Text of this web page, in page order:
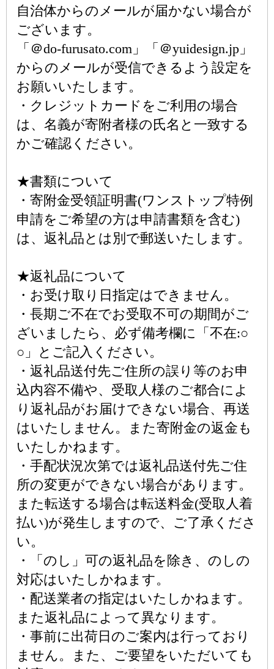
自治体からのメールが届かない場合が
ございます。
「＠do-furusato.com」「＠yuidesign.jp」
からのメールが受信できるよう設定を
お願いいたします。
・クレジットカードをご利用の場合
は、名義が寄附者様の氏名と一致する
かご確認ください。
★書類について
・寄附金受領証明書(ワンストップ特例
申請をご希望の方は申請書類を含む)
は、返礼品とは別で郵送いたします。
★返礼品について
・お受け取り日指定はできません。
・長期ご不在でお受取不可の期間がご
ざいましたら、必ず備考欄に「不在:○
○」とご記入ください。
・返礼品送付先ご住所の誤り等のお申
込内容不備や、受取人様のご都合によ
り返礼品がお届けできない場合、再送
はいたしません。また寄附金の返金も
いたしかねます。
・手配状況次第では返礼品送付先ご住
所の変更ができない場合があります。
また転送する場合は転送料金(受取人着
払い)が発生しますので、ご了承くださ
い。
・「のし」可の返礼品を除き、のしの
対応はいたしかねます。
・配送業者の指定はいたしかねます。
また返礼品によって異なります。
・事前に出荷日のご案内は行っており
ません。また、ご要望をいただいても